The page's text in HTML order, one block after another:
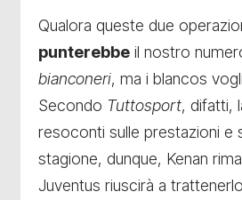
Qualora queste due
punterebbe il nostro
bianconeri, ma i blancos
Secondo Tuttosport, difatti,
resoconti sulle prestazioni e
stagione, dunque, Kenan
Juventus riuscirà a